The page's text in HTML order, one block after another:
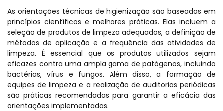
As orientações técnicas de higienização são baseadas em
princípios científicos e melhores práticas. Elas incluem a
seleção de produtos de limpeza adequados, a definição de
métodos de aplicação e a frequência das atividades de
limpeza. É essencial que os produtos utilizados sejam
eficazes contra uma ampla gama de patógenos, incluindo
bactérias, vírus e fungos. Além disso, a formação de
equipes de limpeza e a realização de auditorias periódicas
são práticas recomendadas para garantir a eficácia das
orientações implementadas.